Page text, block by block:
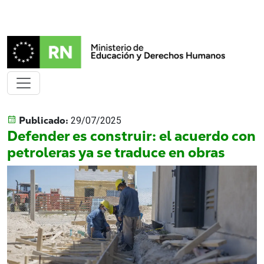
Publicado: 29/07/2025
Defender es construir: el acuerdo con
petroleras ya se traduce en obras